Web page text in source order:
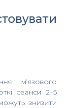
м’язового
сеанси 2–5
знизити